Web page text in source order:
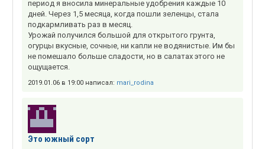
период я вносила минеральные удобрения каждые 10
дней. Через 1,5 месяца, когда пошли зеленцы, стала
подкармливать раз в месяц.
Урожай получился большой для открытого грунта,
огурцы вкусные, сочные, ни капли не водянистые. Им бы
не помешало больше сладости, но в салатах этого не
ощущается.
2019.01.06 в 19:00 написал: mari_rodina
Это южный сорт